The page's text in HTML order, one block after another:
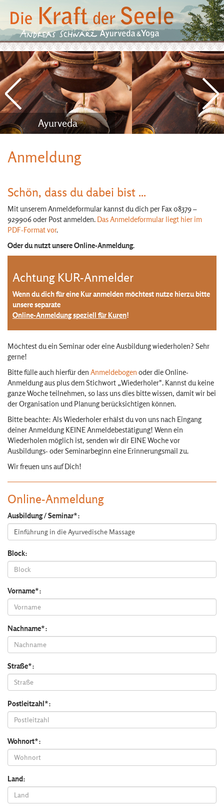
Ayurveda
Anmeldung
Schön, dass du dabei bist ...
Mit unserem Anmeldeformular kannst du dich per Fax 08379 –
929906 oder Post anmelden. Das Anmeldeformular liegt hier im
PDF-Format vor.
Oder du nutzt unsere Online-Anmeldung.
Achtung KUR-Anmelder
Wenn du dich für eine Kur anmelden möchtest nutze hierzu bitte
unsere separate
Online-Anmeldung speziell für Kuren!
Möchtest du ein Seminar oder eine Ausbildung wiederholen? Sehr
gerne!
Bitte fülle auch hierfür den Anmeldebogen oder die Online-
Anmeldung aus plus dem Stichwort „Wiederholer". Kannst du keine
ganze Woche teilnehmen, so lass uns dies bitte wissen, damit wir bei
der Organisation und Planung berücksichtigen können.
Bitte beachte: Als Wiederholer erhälst du von uns nach Eingang
deiner Anmeldung KEINE Anmeldebestätigung! Wenn ein
Wiederholen möglich ist, senden wir dir EINE Woche vor
Ausbildungs- oder Seminarbeginn eine Erinnerungsmail zu.
Wir freuen uns auf Dich!
Online-Anmeldung
Ausbildung / Seminar*:
Block:
Vorname*:
Nachname*:
Straße*:
Postleitzahl*:
Wohnort*:
Land: